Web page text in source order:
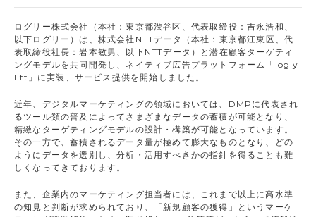
ブログ
事業内容
採用情報
お問い合わせ
ログリー株式会社（本社：東京都渋谷区、代表取締役：吉永浩和、
以下ログリー）は、株式会社NTTデータ（本社：東京都江東区、代
表取締役社長：岩本敏男、以下NTTデータ）と潜在顧客ターゲティ
ングモデルを共同開発し、ネイティブ広告プラットフォーム「logly
lift」に実装、サービス提供を開始しました。
近年、デジタルマーケティングの領域においては、DMPに代表され
るツール類の普及によってさまざまなデータの蓄積が可能となり、
精緻なターゲティングモデルの設計・構築が可能となっています。
その一方で、蓄積されるデータ量が極めて膨大なものとなり、どの
ようにデータを選別し、分析・活用すべきかの指針を得ることも難
しくなってきております。
また、企業内のマーケティング担当者には、これまで以上に高水準
の知見と判断が求められており、「新規顧客の獲得」というマーケ